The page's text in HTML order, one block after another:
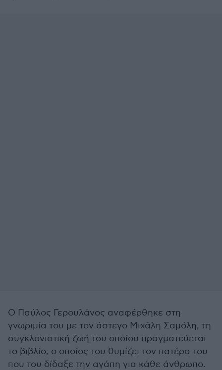
Ο Παύλος Γερουλάνος αναφέρθηκε στη
γνωριμία του με τον άστεγο Μιχάλη Σαμόλη, τη
συγκλονιστική ζωή του οποίου πραγματεύεται
το βιβλίο, ο οποίος του θυμίζει τον πατέρα του
που του δίδαξε την αγάπη για κάθε άνθρωπο.